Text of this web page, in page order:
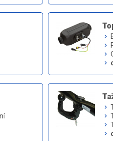
keyboard_arrow_right
keyboard_arrow_right
keyboard_arrow_right
keyboard_arrow_right
keyboard_arrow_right
keyboard_arrow_right
keyboard_arrow_right
keyboard_arrow_right